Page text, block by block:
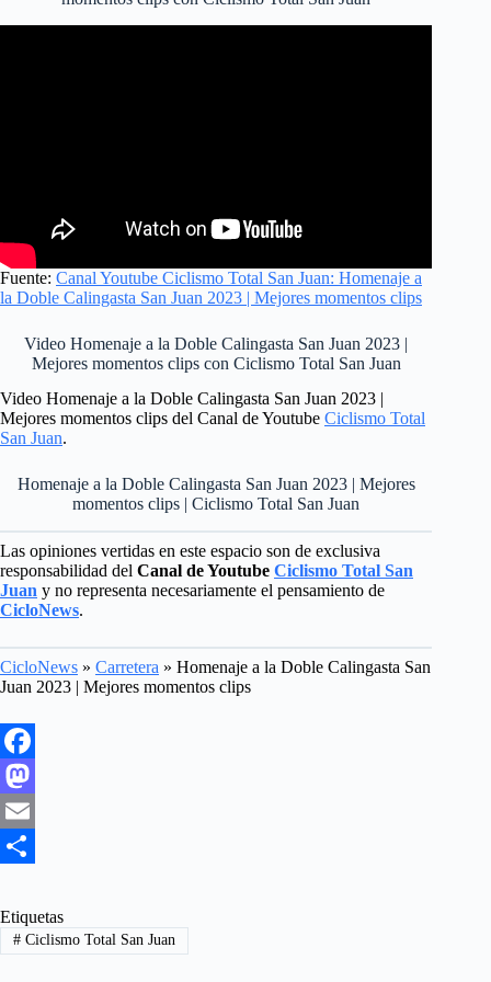
Fuente: Canal Youtube Ciclismo Total San Juan: Homenaje a
la Doble Calingasta San Juan 2023 | Mejores momentos clips
Video Homenaje a la Doble Calingasta San Juan 2023 |
Mejores momentos clips con Ciclismo Total San Juan
Video Homenaje a la Doble Calingasta San Juan 2023 |
Mejores momentos clips del Canal de Youtube Ciclismo Total
San Juan.
Homenaje a la Doble Calingasta San Juan 2023 | Mejores
momentos clips | Ciclismo Total San Juan
Las opiniones vertidas en este espacio son de exclusiva
responsabilidad del Canal de Youtube Ciclismo Total San
Juan y no representa necesariamente el pensamiento de
CicloNews.
CicloNews » Carretera » Homenaje a la Doble Calingasta San
Juan 2023 | Mejores momentos clips
F
a
c
b
o
M
a
t
o
E
a
i
h
a
Etiquetas
#Ciclismo Total San Juan